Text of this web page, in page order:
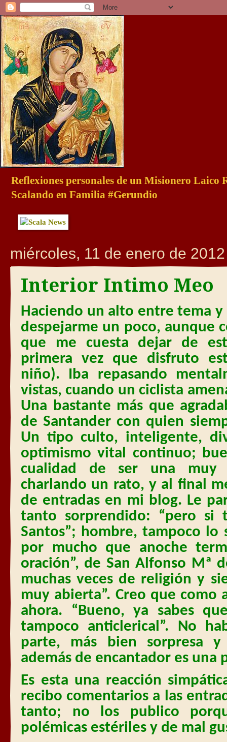
Reflexiones personales de un Misionero Laico
Scalando en Familia #Gerundio
miércoles, 11 de enero de 2012
Interior Intimo Meo
Haciendo un alto entre tema
despejarme un poco, aunque
que me cuesta dejar de
primera vez que disfruto
niño). Iba repasando
vistas, cuando un ciclista
Una bastante más que
de Santander con quien
Un tipo culto, inteligente,
optimismo vital continuo;
cualidad de ser una muy
charlando un rato, y al final
de entradas en mi blog. Le
tanto sorprendido: “pero si
Santos”; hombre, tampoco
por mucho que anoche
oración”, de San Alfonso Mª
muchas veces de religión y
muy abierta”. Creo que como
ahora. “Bueno, ya sabes
tampoco anticlerical”. No
parte, más bien sorpresa
además de encantador es una
Es esta una reacción
recibo comentarios a las
tanto; no los publico
polémicas estériles y de mal